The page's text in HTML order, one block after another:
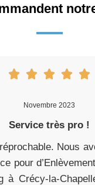
Novembre 2023
Service très pro !
Nous
pour
à Crécy-la-